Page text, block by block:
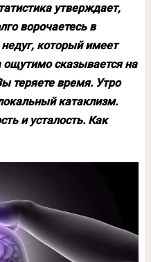
утверждает,
ворочаетесь в
который имеет
сказывается на
теряете время. Утро
катаклизм.
и усталость. Как